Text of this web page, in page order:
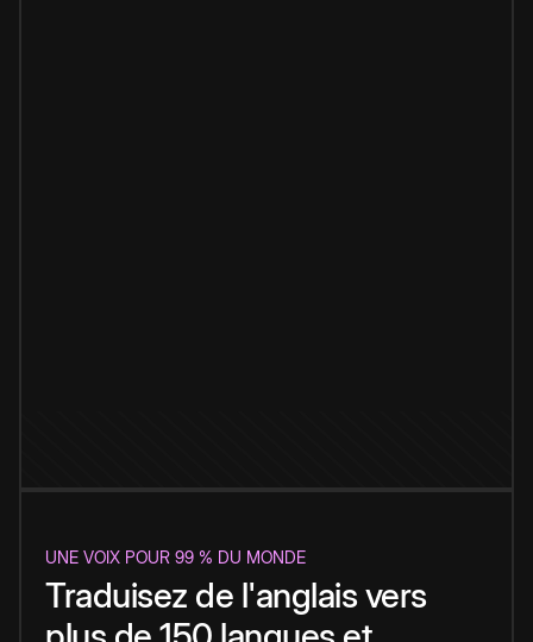
UNE VOIX POUR 99 % DU MONDE
Traduisez de l'anglais vers